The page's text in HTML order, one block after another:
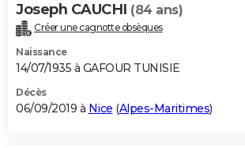
Joseph CAUCHI (84 ans)
Créer une cagnotte obsèques
Naissance
14/07/1935 à GAFOUR TUNISIE
Décès
06/09/2019 à Nice (Alpes-Maritimes)